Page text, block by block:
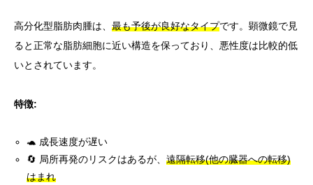
高分化型脂肪肉腫は、 最も予後が良好なタイプです。顕微鏡で見
ると正常な脂肪細胞に近い構造を保っており、悪性度は比較的低
いとされています。
特徴:
🐢 成長速度が遅い
🔄 局所再発のリスクはあるが、遠隔転移(他の臓器への転移)
はまれ